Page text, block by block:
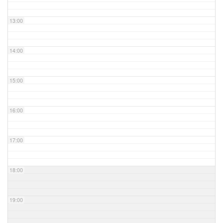
13:00
14:00
15:00
16:00
17:00
18:00
19:00